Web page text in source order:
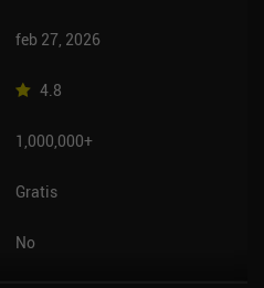
feb 27, 2026
4.8
1,000,000+
Gratis
No